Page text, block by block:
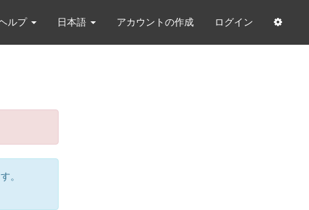
ルプ 日本語 アカウントの作成 ログイン
。